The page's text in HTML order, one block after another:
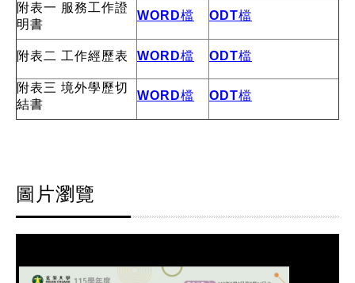
附表一 服務工作證
明書
WORD檔 ODT檔
附表二 工作經歷表 WORD檔 ODT檔
附表三 境外學歷切
結書
WORD檔 ODT檔
圖片瀏覽